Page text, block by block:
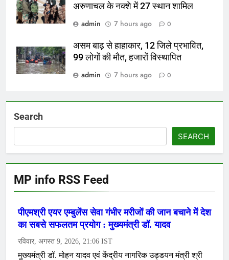
अरुणाचल के नक्शे में 27 स्थान शामिल
admin
7 hours ago 0
असम बाढ़ से हाहाकार, 12 जिले प्रभावित,
99 लोगों की मौत, हजारों विस्थापित
admin
7 hours ago 0
Search
SEARCH
MP info RSS Feed